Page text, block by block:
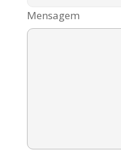
Mensagem